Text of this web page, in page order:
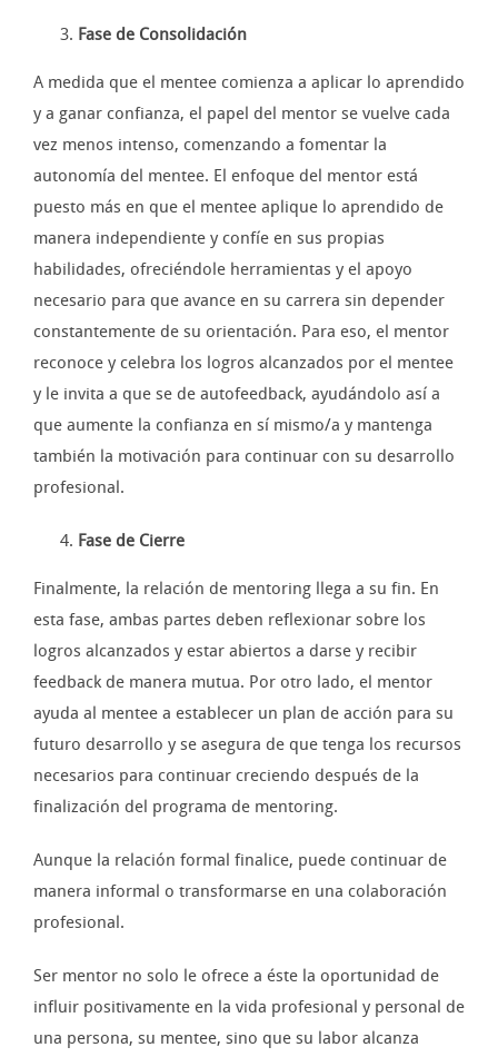
Fase de Consolidación
A medida que el mentee comienza a aplicar lo aprendido
y a ganar confianza, el papel del mentor se vuelve cada
vez menos intenso, comenzando a fomentar la
autonomía del mentee. El enfoque del mentor está
puesto más en que el mentee aplique lo aprendido de
manera independiente y confíe en sus propias
habilidades, ofreciéndole herramientas y el apoyo
necesario para que avance en su carrera sin depender
constantemente de su orientación. Para eso, el mentor
reconoce y celebra los logros alcanzados por el mentee
y le invita a que se de autofeedback, ayudándolo así a
que aumente la confianza en sí mismo/a y mantenga
también la motivación para continuar con su desarrollo
profesional.
Fase de Cierre
Finalmente, la relación de mentoring llega a su fin. En
esta fase, ambas partes deben reflexionar sobre los
logros alcanzados y estar abiertos a darse y recibir
feedback de manera mutua. Por otro lado, el mentor
ayuda al mentee a establecer un plan de acción para su
futuro desarrollo y se asegura de que tenga los recursos
necesarios para continuar creciendo después de la
finalización del programa de mentoring.
Aunque la relación formal finalice, puede continuar de
manera informal o transformarse en una colaboración
profesional.
Ser mentor no solo le ofrece a éste la oportunidad de
influir positivamente en la vida profesional y personal de
una persona, su mentee, sino que su labor alcanza